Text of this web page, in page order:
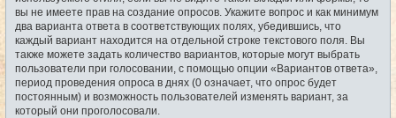
вы не имеете прав на создание опросов. Укажите вопрос и как минимум
два варианта ответа в соответствующих полях, убедившись, что
каждый вариант находится на отдельной строке текстового поля. Вы
также можете задать количество вариантов, которые могут выбрать
пользователи при голосовании, с помощью опции «Вариантов ответа»,
период проведения опроса в днях (0 означает, что опрос будет
постоянным) и возможность пользователей изменять вариант, за
который они проголосовали.